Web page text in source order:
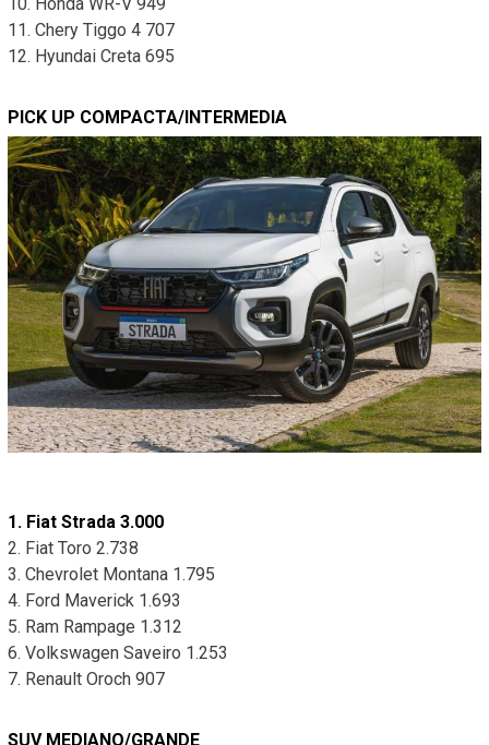
11. Chery Tiggo 4 707
12. Hyundai Creta 695
PICK UP COMPACTA/INTERMEDIA
1. Fiat Strada 3.000
2. Fiat Toro 2.738
3. Chevrolet Montana 1.795
4. Ford Maverick 1.693
5. Ram Rampage 1.312
6. Volkswagen Saveiro 1.253
7. Renault Oroch 907
SUV MEDIANO/GRANDE